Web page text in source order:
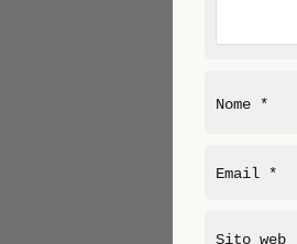
Nome *
Email *
Sito web